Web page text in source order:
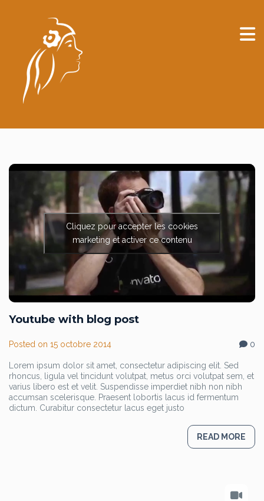
Cliquez pour accepter les cookies
marketing et activer ce contenu
Youtube with blog post
Posted on 15 octobre 2014 0
Lorem ipsum dolor sit amet, consectetur adipiscing elit. Sed
rhoncus, ligula vel tincidunt volutpat, metus orci volutpat sem, et
varius libero est et velit. Suspendisse imperdiet nibh non nibh
accumsan scelerisque. Praesent lobortis lacus id fermentum
dictum. Curabitur consectetur lacus eget justo
READ MORE